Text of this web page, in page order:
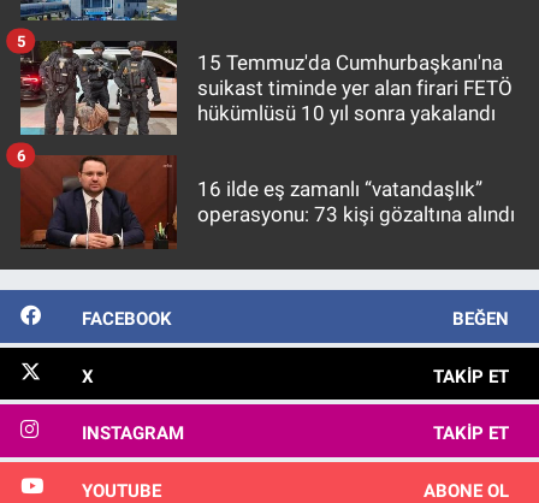
15 Temmuz'da Cumhurbaşkanı'na
suikast timinde yer alan firari FETÖ
hükümlüsü 10 yıl sonra yakalandı
5
16 ilde eş zamanlı “vatandaşlık”
operasyonu: 73 kişi gözaltına alındı
6
FACEBOOK BEĞEN
X TAKIP ET
INSTAGRAM TAKIP ET
YOUTUBE ABONE OL